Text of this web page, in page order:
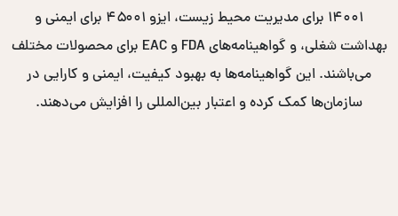
۱۴۰۰۱ برای مدیریت محیط زیست، ایزو ۴۵۰۰۱ برای ایمنی و
بهداشت شغلی، و گواهینامه‌های FDA و EAC برای محصولات مختلف
می‌باشند. این گواهینامه‌ها به بهبود کیفیت، ایمنی و کارایی در
سازمان‌ها کمک کرده و اعتبار بین‌المللی را افزایش می‌دهند.